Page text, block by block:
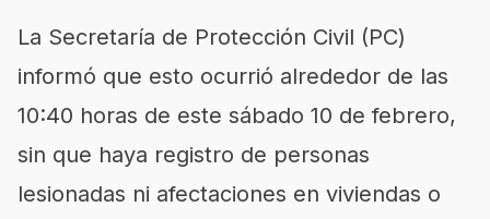
La Secretaría de Protección Civil (PC)
informó que esto ocurrió alrededor de las
10:40 horas de este sábado 10 de febrero,
sin que haya registro de personas
lesionadas ni afectaciones en viviendas o